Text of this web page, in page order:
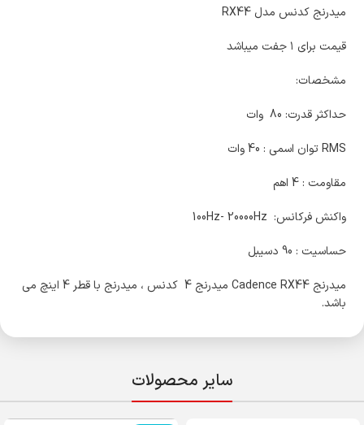
میدرنج کدنس مدل RX44
قیمت برای ۱ جفت میباشد
مشخصات:
حداکثر قدرت: 80 وات
RMS توان اسمی : 40 وات
مقاومت : 4 اهم
واکنش فرکانس: 100Hz- 20000Hz
حساسیت : 90 دسیبل
میدرنج Cadence RX44 میدرنج 4 کدنس ، میدرنج با قطر 4 اینچ می
باشد.
سایر محصولات